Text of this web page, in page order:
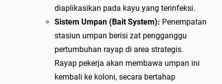
diaplikasikan pada kayu yang terinfeksi.
Sistem Umpan (Bait System): Penempatan
stasiun umpan berisi zat pengganggu
pertumbuhan rayap di area strategis.
Rayap pekerja akan membawa umpan ini
kembali ke koloni, secara bertahap